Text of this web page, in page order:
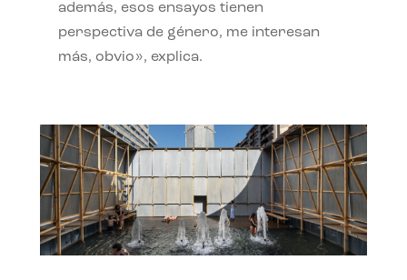
además, esos ensayos tienen
perspectiva de género, me interesan
más, obvio», explica.